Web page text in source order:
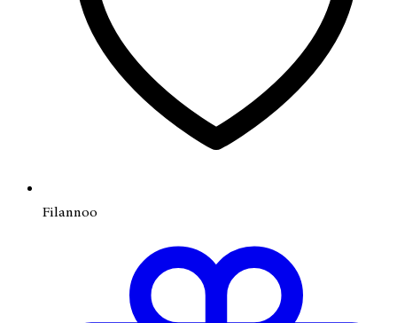
Filannoo